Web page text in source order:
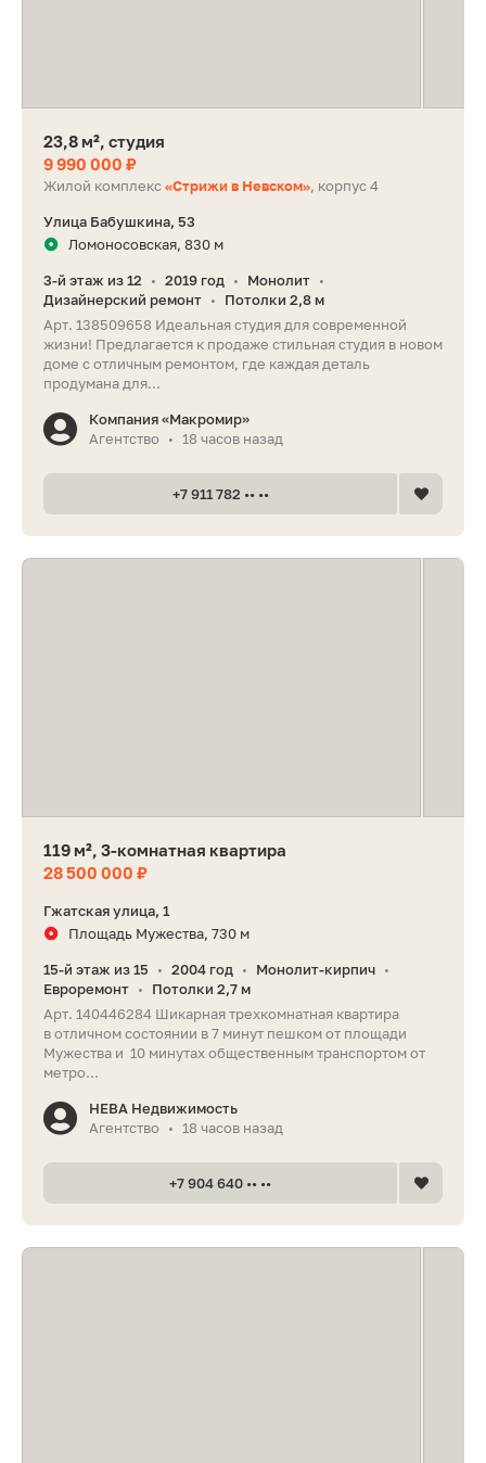
23,8 м², студия
9 990 000 ₽
Жилой комплекс«Стрижи в Невском», корпус 4
Улица Бабушкина, 53
Ломоносовская, 830 м
3-й этаж из 12 • 2019 год • Монолит •
Дизайнерский ремонт •
Потолки 2,8 м
Арт. 138509658 Идеальная студия для современной
жизни! Предлагается к продаже стильная студия в новом
доме с отличным ремонтом, где каждая деталь
продумана для...
Компания «Макромир»
Агентство
• 18 часов назад
+7 911 782 •• ••
119 м², 3-комнатная квартира
28 500 000 ₽
Гжатская улица, 1
Площадь Мужества, 730 м
15-й этаж из 15 • 2004 год • Монолит-кирпич •
Евроремонт •
Потолки 2,7 м
Арт. 140446284 Шикарная трехкомнатная квартира
в отличном состоянии в 7 минут пешком от площади
Мужества и 10 минутах общественным транспортом от
метро...
НЕВА Недвижимость
Агентство
• 18 часов назад
+7 904 640 •• ••